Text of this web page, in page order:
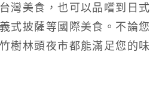
灣美食，也可以品嚐到日式
式披薩等國際美食。不論您
樹林頭夜市都能滿足您的味